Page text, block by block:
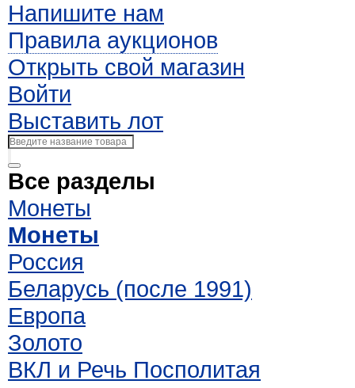
Напишите нам
Правила аукционов
Открыть свой магазин
Войти
Выставить лот
Все разделы
Монеты
Монеты
Россия
Беларусь (после 1991)
Европа
Золото
ВКЛ и Речь Посполитая